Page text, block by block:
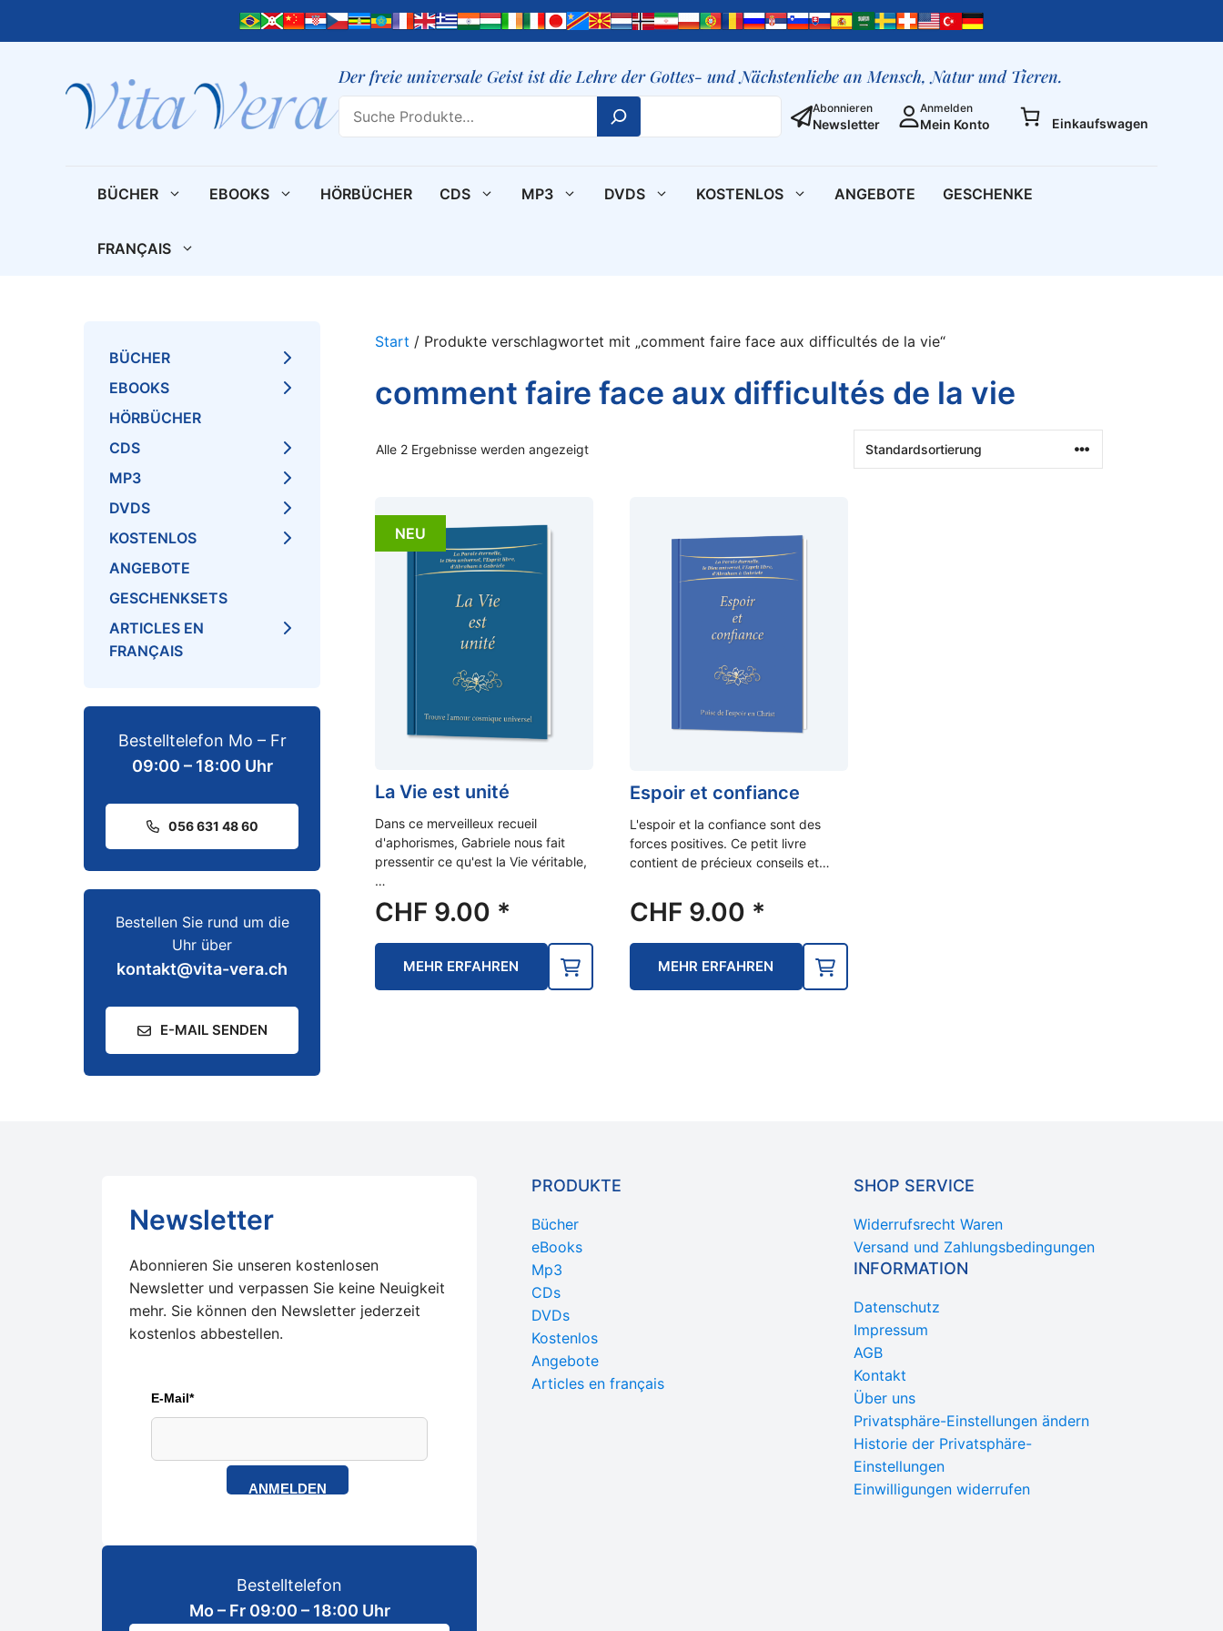
Der freie universale Geist ist die Lehre der Gottes- und Nächstenliebe an Mensch, Natur und Tieren.
Search Abonnieren
Newsletter
Anmelden
Mein Konto Einkaufswagen
BÜCHER EBOOKS HÖRBÜCHER CDS MP3 DVDS KOSTENLOS ANGEBOTE GESCHENKE
FRANÇAIS
Start / Produkte verschlagwortet mit „comment faire face aux difficultés de la vie“
comment faire face aux difficultés de la vie
Alle 2 Ergebnisse werden angezeigt
NEU
La Vie est unité
Dans ce merveilleux recueil
d'aphorismes, Gabriele nous fait
pressentir ce qu'est la Vie véritable,
…
CHF 9.00 *
MEHR ERFAHREN
Espoir et confiance
L'espoir et la confiance sont des
forces positives. Ce petit livre
contient de précieux conseils et…
CHF 9.00 *
MEHR ERFAHREN
BÜCHER
EBOOKS
HÖRBÜCHER
CDS
MP3
DVDS
KOSTENLOS
ANGEBOTE
GESCHENKSETS
ARTICLES EN
FRANÇAIS
Bestelltelefon Mo – Fr
09:00 – 18:00 Uhr
056 631 48 60
Bestellen Sie rund um die
Uhr über
kontakt@vita-vera.ch
E-MAIL SENDEN
Newsletter
Abonnieren Sie unseren kostenlosen
Newsletter und verpassen Sie keine Neuigkeit
mehr. Sie können den Newsletter jederzeit
kostenlos abbestellen.
E-Mail*
ANMELDEN
Bestelltelefon
Mo – Fr 09:00 – 18:00 Uhr
PRODUKTE
Bücher
eBooks
Mp3
CDs
DVDs
Kostenlos
Angebote
Articles en français
SHOP SERVICE
Widerrufsrecht Waren
Versand und Zahlungsbedingungen
INFORMATION
Datenschutz
Impressum
AGB
Kontakt
Über uns
Privatsphäre-Einstellungen ändern
Historie der Privatsphäre-
Einstellungen
Einwilligungen widerrufen